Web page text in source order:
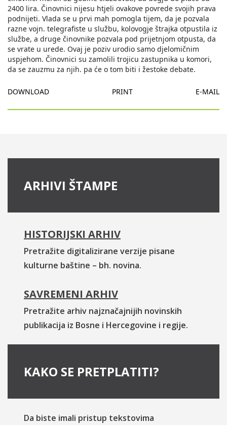
2400 lira. Činovnici nijesu htjeli ovakove povrede svojih prava
podnijeti. Vlada se u prvi mah pomogla tijem, da je pozvala
razne vojn. telegrafiste u službu, kolovogje štrajka otpustila iz
službe, a druge činovnike pozvala pod prijetnjom otpusta, da
se vrate u urede. Ovaj je poziv urodio samo djelomičnim
uspjehom. Činovnici su zamolili trojicu zastupnika u komori,
da se zauzmu za njih. pa će o tom biti i žestoke debate.
DOWNLOAD PRINT E-MAIL
ARHIVI ŠTAMPE
HISTORIJSKI ARHIV
Pretražite digitalizirane verzije pisane
kulturne baštine – bh. novina.
SAVREMENI ARHIV
Pretražite arhiv najznačajnijih novinskih
publikacija iz Bosne i Hercegovine i regije.
KAKO SE PRETPLATITI?
Da biste imali pristup tekstovima